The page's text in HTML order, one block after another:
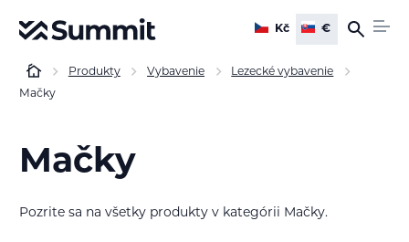
Kč €
Produkty Vybavenie
Lezecké vybavenie
Mačky
Mačky
Pozrite sa na všetky produkty v kategórii Mačky.